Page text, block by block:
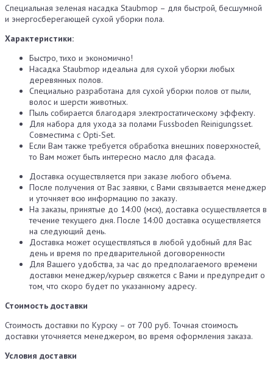
Специальная зеленая насадка Staubmop – для быстрой, бесшумной
и энергосберегающей сухой уборки пола.
Характеристики:
Быстро, тихо и экономично!
Насадка Staubmop идеальна для сухой уборки любых
деревянных полов.
Специально разработана для сухой уборки полов от пыли,
волос и шерсти животных.
Пыль собирается благодаря электростатическому эффекту.
Для набора для ухода за полами Fussboden Reinigungsset.
Совместима с Opti-Set.
Если Вам также требуется обработка внешних поверхностей,
то Вам может быть интересно масло для фасада.
Доставка осуществляется при заказе любого объема.
После получения от Вас заявки, с Вами связывается менеджер
и уточняет всю информацию по заказу.
На заказы, принятые до 14:00 (мск), доставка осуществляется в
течение текущего дня. После 14:00 доставка осуществляется
на следующий день.
Доставка может осуществляться в любой удобный для Вас
день и время по предварительной договоренности
Для Вашего удобства, за час до предполагаемого времени
доставки менеджер/курьер свяжется с Вами и предупредит о
том, что скоро будет по указанному адресу.
Стоимость доставки
Стоимость доставки по Курску – от 700 руб. Точная стоимость
доставки уточняется менеджером, во время оформления заказа.
Условия доставки